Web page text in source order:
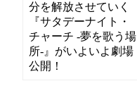
分を解放させていく
『サタデーナイト・
チャーチ -夢を歌う場
所-』がいよいよ劇場
公開！